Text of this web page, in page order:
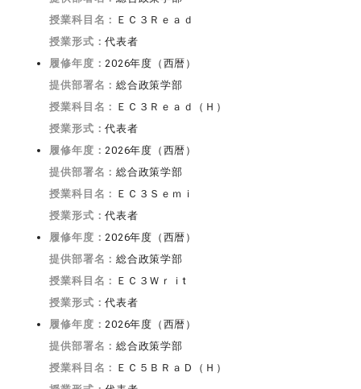
授業科目名： ＥＣ３Ｒｅａｄ
授業形式：代表者
履修年度：2026年度（西暦）
提供部署名：総合政策学部
授業科目名： ＥＣ３Ｒｅａｄ（Ｈ）
授業形式：代表者
履修年度：2026年度（西暦）
提供部署名：総合政策学部
授業科目名： ＥＣ３Ｓｅｍｉ
授業形式：代表者
履修年度：2026年度（西暦）
提供部署名：総合政策学部
授業科目名： ＥＣ３Ｗｒｉt
授業形式：代表者
履修年度：2026年度（西暦）
提供部署名：総合政策学部
授業科目名： ＥＣ５ＢＲａＤ（Ｈ）